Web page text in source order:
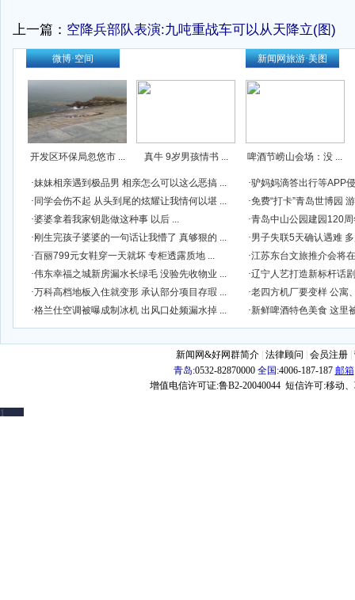
上一篇： 空降兵部队表演:九吨重战车可以从天降立(图)